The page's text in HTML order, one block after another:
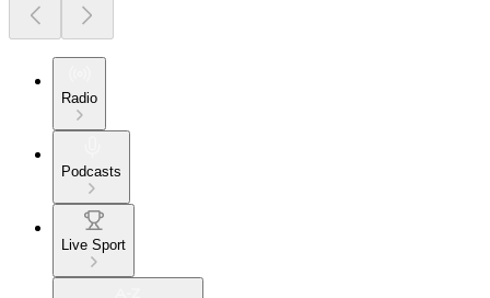
Radio
Podcasts
Live Sport